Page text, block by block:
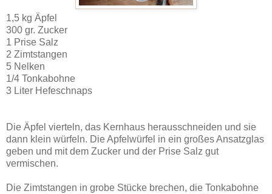
1,5 kg Äpfel
300 gr. Zucker
1 Prise Salz
2 Zimtstangen
5 Nelken
1/4 Tonkabohne
3 Liter Hefeschnaps
Die Äpfel vierteln, das Kernhaus herausschneiden und sie
dann klein würfeln. Die Apfelwürfel in ein großes Ansatzglas
geben und mit dem Zucker und der Prise Salz gut
vermischen.
Die Zimtstangen in grobe Stücke brechen, die Tonkabohne